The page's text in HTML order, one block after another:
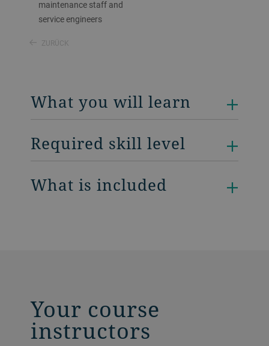
maintenance staff and
service engineers
ZURÜCK
What you will learn
Required skill level
What is included
Your course
instructors